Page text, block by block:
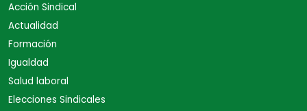
Acción Sindical
Actualidad
Formación
Igualdad
Salud laboral
Elecciones Sindicales